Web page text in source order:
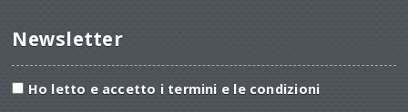
Newsletter
Ho letto e accetto i termini e le condizioni